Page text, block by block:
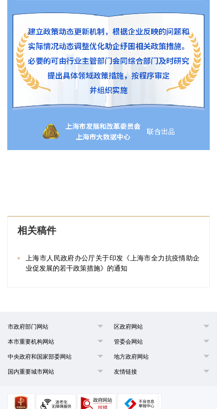
相关稿件
上海市人民政府办公厅关于印发《上海市全力抗疫情助企
业促发展的若干政策措施》的通知
市政府部门网站 区政府网站
本市重要机构网站 管委会网站
中央政府和国家部委网站 地方政府网站
国内重要城市网站 友情链接